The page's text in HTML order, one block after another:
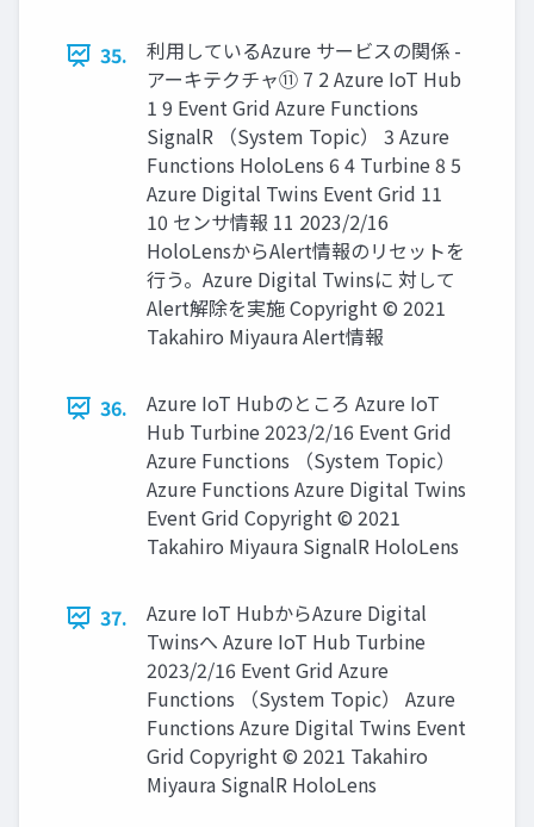
35.
利用しているAzure サービスの関係 -
アーキテクチャ⑪ 7 2 Azure IoT Hub
1 9 Event Grid Azure Functions
SignalR （System Topic） 3 Azure
Functions HoloLens 6 4 Turbine 8 5
Azure Digital Twins Event Grid 11
10 センサ情報 11 2023/2/16
HoloLensからAlert情報のリセットを
行う。Azure Digital Twinsに 対して
Alert解除を実施 Copyright © 2021
Takahiro Miyaura Alert情報
36.
Azure IoT Hubのところ Azure IoT
Hub Turbine 2023/2/16 Event Grid
Azure Functions （System Topic）
Azure Functions Azure Digital Twins
Event Grid Copyright © 2021
Takahiro Miyaura SignalR HoloLens
37.
Azure IoT HubからAzure Digital
Twinsへ Azure IoT Hub Turbine
2023/2/16 Event Grid Azure
Functions （System Topic） Azure
Functions Azure Digital Twins Event
Grid Copyright © 2021 Takahiro
Miyaura SignalR HoloLens